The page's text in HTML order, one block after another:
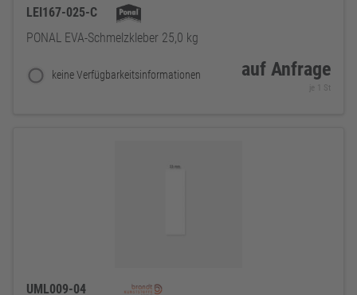
LEI167-025-C
PONAL EVA-Schmelzkleber 25,0 kg
keine Verfügbarkeitsinformationen auf Anfrage
je 1 St
UML009-04